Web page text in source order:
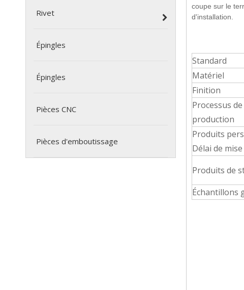
Rivet
Épingles
Épingles
Pièces CNC
Pièces d'emboutissage
coupe sur le
d'installation.
Standard
Matériel
Finition
Processus de
production
Produits
Délai de
Produits de
Échantillons